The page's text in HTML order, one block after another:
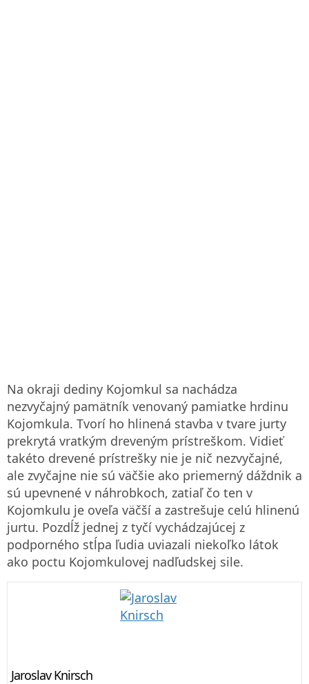
Na okraji dediny Kojomkul sa nachádza
nezvyčajný pamätník venovaný pamiatke hrdinu
Kojomkula. Tvorí ho hlinená stavba v tvare jurty
prekrytá vratkým dreveným prístreškom. Vidieť
takéto drevené prístrešky nie je nič nezvyčajné,
ale zvyčajne nie sú väčšie ako priemerný dáždnik a
sú upevnené v náhrobkoch, zatiaľ čo ten v
Kojomkulu je oveľa väčší a zastrešuje celú hlinenú
jurtu. Pozdĺž jednej z tyčí vychádzajúcej z
podporného stĺpa ľudia uviazali niekoľko látok
ako poctu Kojomkulovej nadľudskej sile.
Jaroslav Knirsch